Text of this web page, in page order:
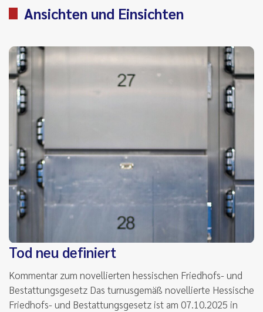
Ansichten und Einsichten
Tod neu definiert
Kommentar zum novellierten hessischen Friedhofs- und
Bestattungsgesetz Das turnusgemäß novellierte Hessische
Friedhofs- und Bestattungsgesetz ist am 07.10.2025 in